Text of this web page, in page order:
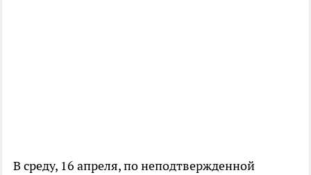
В среду, 16 апреля, по неподтвержденной